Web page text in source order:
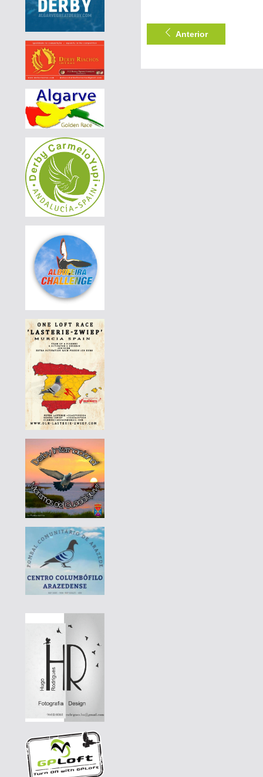
CH-25-12700|55 EUR
PT25-5129727|85 EUR
LUÍS MORAIS RACING PIGEONS
PT-6206601-26|55 EUR
DERBY BORRACHOS 2026 - 3A
PT21-1270805 |100 EUR
PEDRO JOSÉ "SOUTH FLYERS"
PT26-6007323| 65 EUR
LUÍS MORAIS RACING PIGEONS
PT25-5350908|95 EUR
PEDRO JOSÉ "SOUTH FLYERS"
|400 EUR
360 EUR
PEDRO JOSÉ "SOUTH FLYERS"
Anterior